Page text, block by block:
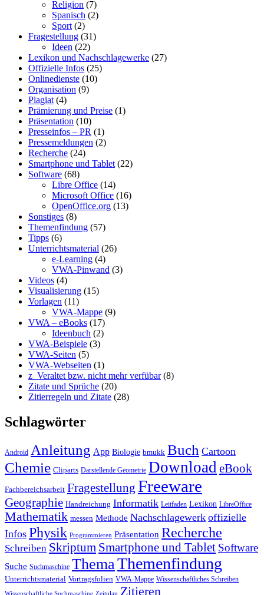
Religion (7)
Spanisch (2)
Sport (2)
Fragestellung (31)
Ideen (22)
Lexikon und Nachschlagewerke (27)
Offizielle Infos (25)
Onlinedienste (10)
Organisation (9)
Plagiat (4)
Prämierung und Preise (1)
Präsentation (10)
Presseinfos – PR (1)
Pressemeldungen (2)
Recherche (24)
Smartphone und Tablet (22)
Software (68)
Libre Office (14)
Microsoft Office (16)
OpenOffice.org (13)
Sonstiges (8)
Themenfindung (57)
Tipps (6)
Unterrichtsmaterial (26)
e-Learning (4)
VWA-Pinwand (3)
Videos (4)
Visualisierung (15)
Vorlagen (11)
VWA-Mappe (9)
VWA – eBooks (17)
Ideenbuch (2)
VWA-Beispiele (3)
VWA-Seiten (5)
VWA-Webseiten (1)
z_Veraltet bzw. nicht mehr verfübar(8)
Zitate und Sprüche (20)
Zitierregeln und Zitate (28)
Schlagwörter
Android Anleitung App Biologie bmukk Buch Cartoon
Chemie Cliparts Darstellende Geometrie Download eBook
Fachbereichsarbeit Fragestellung Freeware
Geographie Handreichung Informatik Leitfaden Lexikon LibreOffice
Mathematik messen Methode Nachschlagewerk offizielle
Infos Physik Programmieren Präsentation Recherche
Schreiben Skriptum Smartphone und Tablet Software
Suche Suchmaschine Thema Themenfindung
Unterrichtsmaterial Vortragsfolien VWA-Mappe Wissenschaftliches Schreiben
Wissenschaftliche Suchmaschine Zeitplan Zitieren